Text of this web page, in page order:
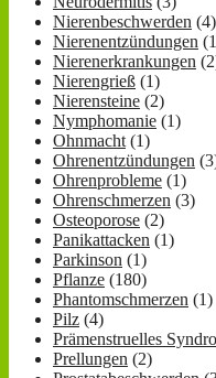
Nierenbeschwerden (4)
Nierenentzündungen
Nierenerkrankungen
Nierengrieß (1)
Nierensteine (2)
Nymphomanie (1)
Ohnmacht (1)
Ohrenentzündungen
Ohrenprobleme (1)
Ohrenschmerzen (3)
Osteoporose (2)
Panikattacken (1)
Parkinson (1)
Pflanze (180)
Phantomschmerzen (1)
Pilz (4)
Prämenstruelles
Prellungen (2)